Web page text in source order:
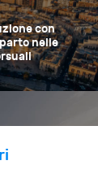
2026
con
nelle